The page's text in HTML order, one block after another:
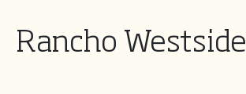
Rancho Westside